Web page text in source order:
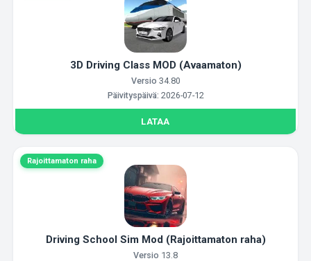
3D Driving Class MOD (Avaamaton)
Versio 34.80
Päivityspäivä: 2026-07-12
LATAA
Rajoittamaton raha
Driving School Sim Mod (Rajoittamaton raha)
Versio 13.8